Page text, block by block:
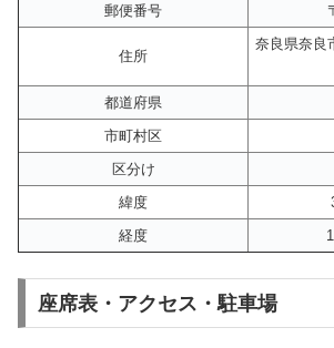
郵便番号
住所
奈良県奈良
都道府県
市町村区
区分け
緯度
経度
座席表・アクセス・駐車場